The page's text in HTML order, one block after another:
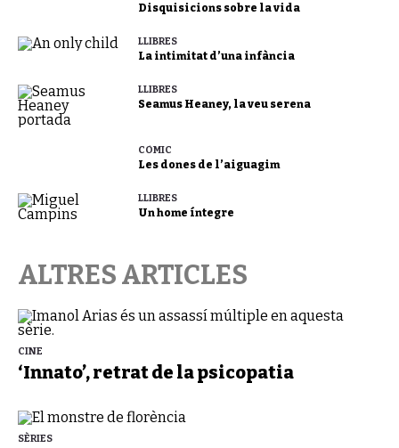
Disquisicions sobre la vida
LLIBRES
La intimitat d’una infància
LLIBRES
Seamus Heaney, la veu serena
CÒMIC
Les dones de l’aiguagim
LLIBRES
Un home íntegre
ALTRES ARTICLES
CINE
‘Innato’, retrat de la psicopatia
SÈRIES